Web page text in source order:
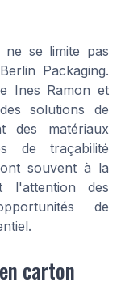
ne se limite pas
Packaging.
Ines Ramon et
solutions de
des matériaux
de traçabilité
souvent à la
l'attention des
de
carton